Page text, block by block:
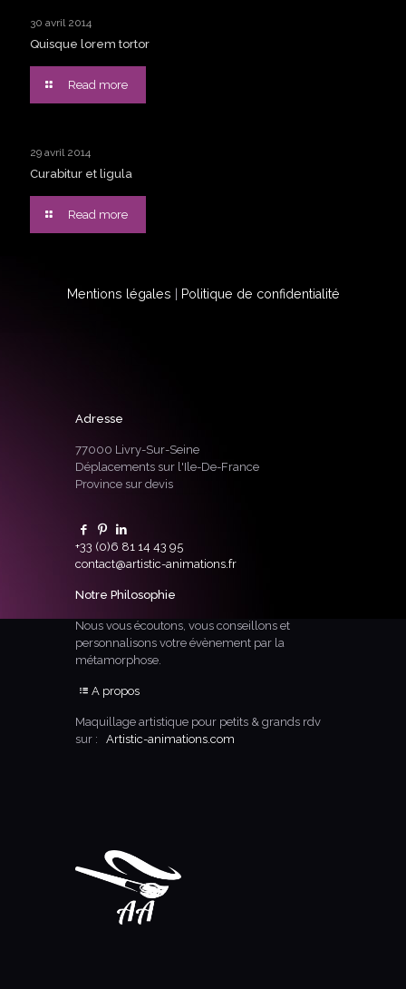
30 avril 2014
Quisque lorem tortor
Read more
29 avril 2014
Curabitur et ligula
Read more
Mentions légales Politique de confidentialité
Adresse
77000 Livry-Sur-Seine
Déplacements sur l'Ile-De-France
Province sur devis
+33 (0)6 81 14 43 95
contact@artistic-animations.fr
Notre Philosophie
Nous vous écoutons, vous conseillons et
personnalisons votre évènement par la
métamorphose.
A propos
Maquillage artistique pour petits & grands rdv
sur : Artistic-animations.com